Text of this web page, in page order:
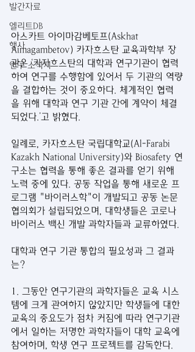
발간자료
엘리트DB
행사
연구 소식지
아스카트 아이마감베토프(Askhat
Aimagambetov) 카자흐스탄 교육과학부 장
관은 ‘카자흐스탄의 대학과 연구기관이 협력
하여 연구를 수행함에 있어서 두 기관의 역량
을 결합하는 것이 중요하다. 체계적인 협력
을 위해 대학과 연구 기관 간에 계약이 체결
되었다.’고 밝혔다.
일례로, 카자흐스탄 국립대학교(Al-Farabi
Kazakh National University)와 Biosafety 연
구소는 협력을 통해 좋은 결과를 얻기 위해
노력 중에 있다. 공동 작업을 통해 새로운 프
로그램 "바이러스학"이 개발되고 공동 논문
협의회가 설립되었으며, 대학생들은 코로나
바이러스 백신 개발 과학자들과 교류하였다.
대학과 연구 기관 통합의 필요성과 그 결과
는?
1. 그동안 연구기관의 과학자들은 교육 시스
템에 크게 관여하지 않았지만 학생들에 대한
교육의 중요도가 점차 커짐에 따라 연구기관
에서 일하는 저명한 과학자들이 대학 교육에
참여하며, 학생 연구 프로젝트를 감독한다.